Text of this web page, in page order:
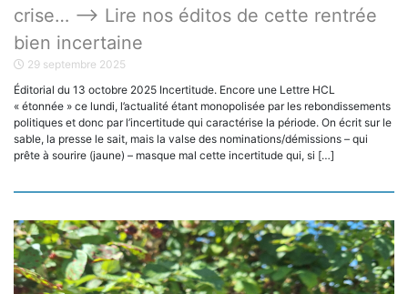
crise… —–> Lire nos éditos de cette rentrée
bien incertaine
29 septembre 2025
Éditorial du 13 octobre 2025 Incertitude. Encore une Lettre HCL
« étonnée » ce lundi, l’actualité étant monopolisée par les rebondissements
politiques et donc par l’incertitude qui caractérise la période. On écrit sur le
sable, la presse le sait, mais la valse des nominations/démissions – qui
prête à sourire (jaune) – masque mal cette incertitude qui, si […]